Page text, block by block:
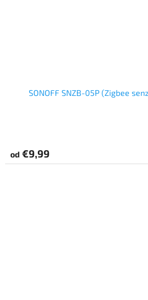
SONOFF SNZB-05P (Zigbee
je
5,0
od €9,99